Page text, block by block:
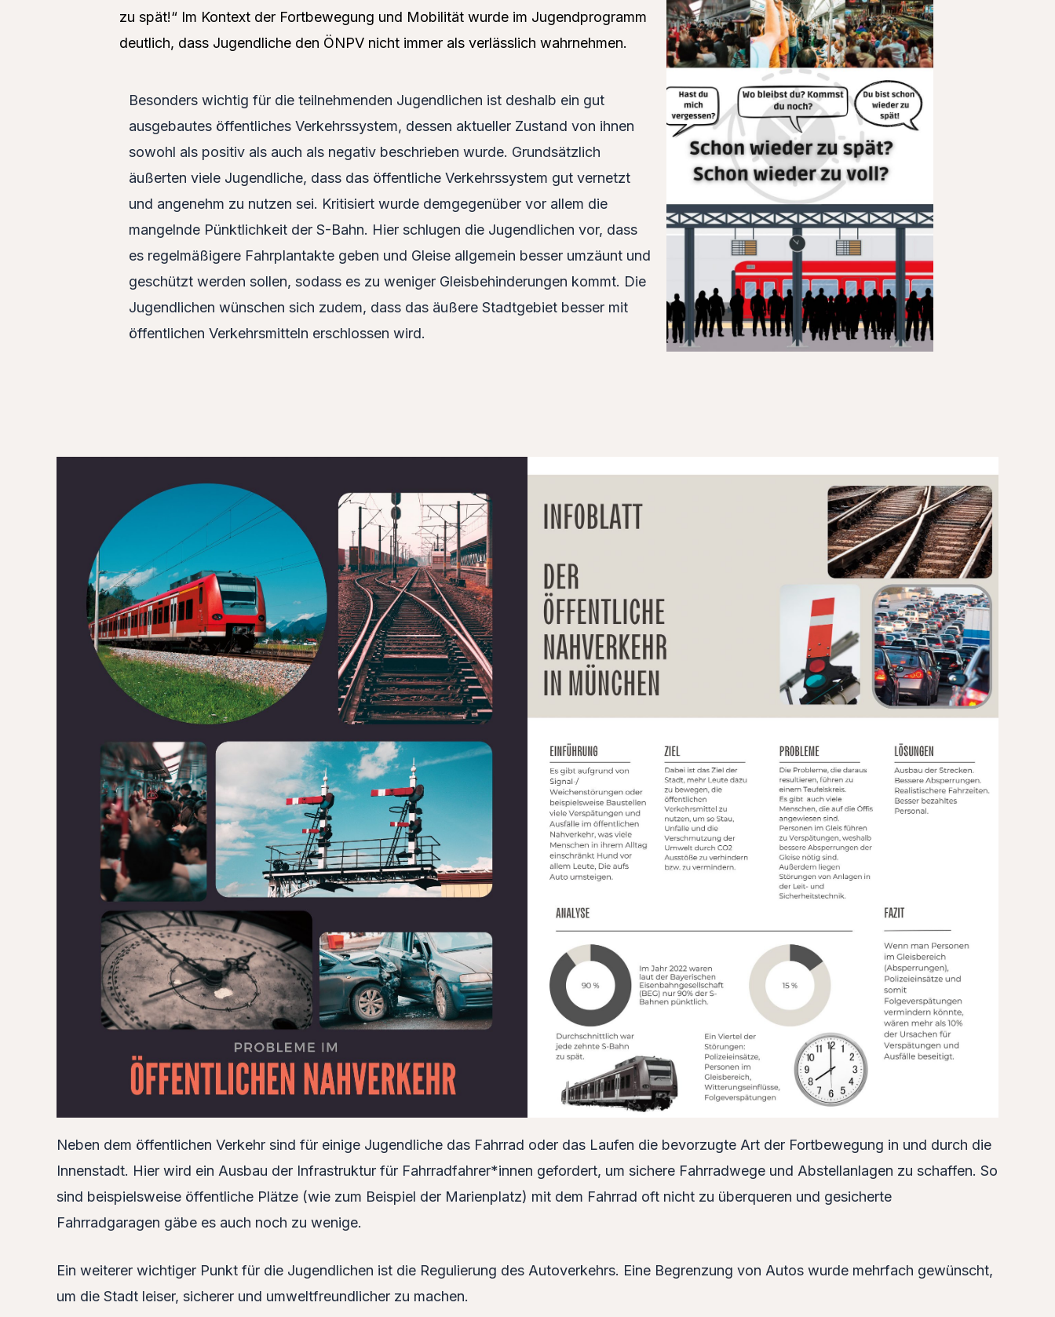
zu spät!“ Im Kontext der Fortbewegung und Mobilität wurde im Jugendprogramm
deutlich, dass Jugendliche den ÖNPV nicht immer als verlässlich wahrnehmen.
Besonders wichtig für die teilnehmenden Jugendlichen ist deshalb ein gut
ausgebautes öffentliches Verkehrssystem, dessen aktueller Zustand von ihnen
sowohl als positiv als auch als negativ beschrieben wurde. Grundsätzlich
äußerten viele Jugendliche, dass das öffentliche Verkehrssystem gut vernetzt
und angenehm zu nutzen sei. Kritisiert wurde demgegenüber vor allem die
mangelnde Pünktlichkeit der S-Bahn. Hier schlugen die Jugendlichen vor, dass
es regelmäßigere Fahrplantakte geben und Gleise allgemein besser umzäunt und
geschützt werden sollen, sodass es zu weniger Gleisbehinderungen kommt. Die
Jugendlichen wünschen sich zudem, dass das äußere Stadtgebiet besser mit
öffentlichen Verkehrsmitteln erschlossen wird.
Neben dem öffentlichen Verkehr sind für einige Jugendliche das Fahrrad oder das Laufen die bevorzugte Art der Fortbewegung in und durch die
Innenstadt. Hier wird ein Ausbau der Infrastruktur für Fahrradfahrer*innen gefordert, um sichere Fahrradwege und Abstellanlagen zu schaffen. So
sind beispielsweise öffentliche Plätze (wie zum Beispiel der Marienplatz) mit dem Fahrrad oft nicht zu überqueren und gesicherte
Fahrradgaragen gäbe es auch noch zu wenige.
Ein weiterer wichtiger Punkt für die Jugendlichen ist die Regulierung des Autoverkehrs. Eine Begrenzung von Autos wurde mehrfach gewünscht,
um die Stadt leiser, sicherer und umweltfreundlicher zu machen.